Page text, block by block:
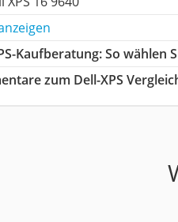
Kaufberatung: So wählen
zum Dell-XPS